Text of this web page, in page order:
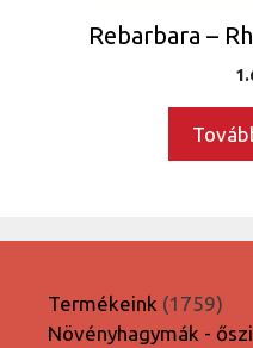
Rebarbara –
Termékeink 17591759
Növényhagymák -